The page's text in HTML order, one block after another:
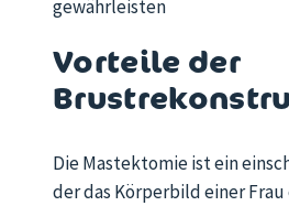
gewährleisten
Vorteile der
Die Mastektomie ist ein
der das Körperbild einer